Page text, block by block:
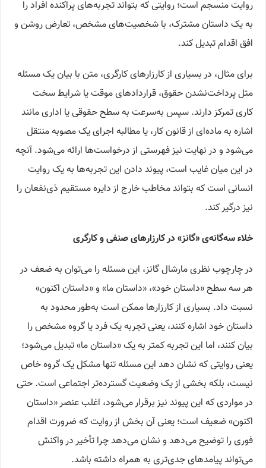
روایت منسجم است؛ روایتی که بتواند تجربه‌های پراکنده افراد را
به یک داستان مشترک، با شخصیت‌های مشخص، تعارض روشن و
افق اقدام تبدیل کند.
برای مثال، در بسیاری از کارزارهای کارگری، متن با بیان یک مسئله
مثل پرداخت‌نشدن حقوق، قراردادهای موقت یا شرایط سخت
کاری تمرکز دارند. سپس به‌سرعت به سطح حقوقی یا اداری مانند
اشاره به ماده‌ای از قانون کار، یا مطالبه اجرای یک مصوبه منتقل
می‌شود و در نهایت نیز فهرستی از درخواست‌ها ارائه می‌شود. آنچه
در این میان غایب است، پیوند دادن این تجربه‌ها به یک روایت
انسانی است که بتواند مخاطب خارج از دایره مستقیم ذی‌نفعان را
نیز درگیر کند.
خلاء سه‌گانه‌ی «گانز» در کارزارهای صنفی و کارگری
در چارچوب نظری مارشال گانز، این مسئله را می‌توان به ضعف در
هر سه سطح «داستان خود»، «داستان ما» و «داستان اکنون»
نسبت داد. بسیاری از کارزارها ممکن است به‌طور محدود به
داستان خود اشاره کنند، یعنی تجربه یک فرد یا گروه مشخص را
بیان کنند، اما این تجربه کمتر به یک «داستان ما» تبدیل می‌شود؛
یعنی روایتی که نشان دهد این مسئله تنها مشکل یک گروه خاص
نیست، بلکه بخشی از یک وضعیت گسترده‌تر اجتماعی است. حتی
در مواردی که این پیوند نیز برقرار می‌شود، اغلب عنصر «داستان
اکنون» ضعیف است؛ یعنی آن بخش از روایت که ضرورت اقدام
فوری را توضیح می‌دهد و نشان می‌دهد چرا تأخیر در واکنش
می‌تواند پیامدهای جدی‌تری به همراه داشته باشد.